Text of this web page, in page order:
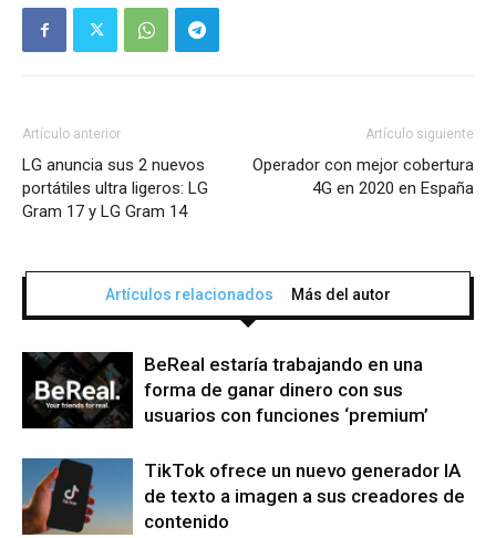
Artículo anterior
LG anuncia sus 2 nuevos
portátiles ultra ligeros: LG
Gram 17 y LG Gram 14
Artículo siguiente
Operador con mejor cobertura
4G en 2020 en España
Artículos relacionados Más del autor
BeReal estaría trabajando en una
forma de ganar dinero con sus
usuarios con funciones ‘premium’
TikTok ofrece un nuevo generador IA
de texto a imagen a sus creadores de
contenido